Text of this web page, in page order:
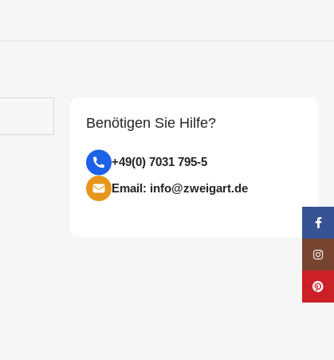
Benötigen Sie Hilfe?
+49(0) 7031 795-5
Email: info@zweigart.de